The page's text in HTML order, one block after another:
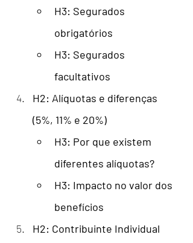
H3: Segurados
obrigatórios
H3: Segurados
facultativos
H2: Alíquotas e diferenças
(5%, 11% e 20%)
H3: Por que existem
diferentes alíquotas?
H3: Impacto no valor dos
benefícios
H2: Contribuinte Individual